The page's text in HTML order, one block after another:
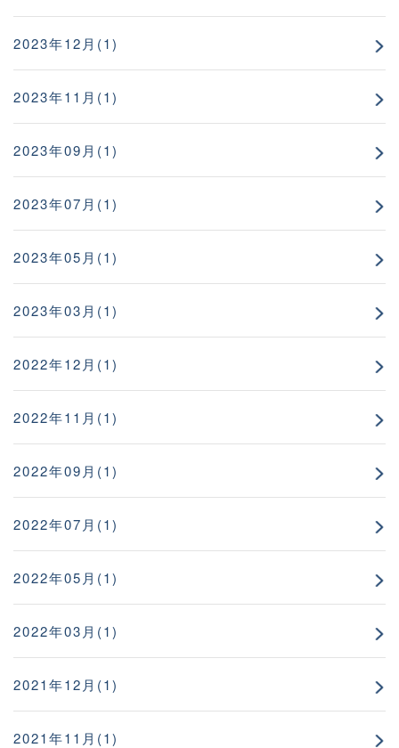
2023年12月(1)
2023年11月(1)
2023年09月(1)
2023年07月(1)
2023年05月(1)
2023年03月(1)
2022年12月(1)
2022年11月(1)
2022年09月(1)
2022年07月(1)
2022年05月(1)
2022年03月(1)
2021年12月(1)
2021年11月(1)